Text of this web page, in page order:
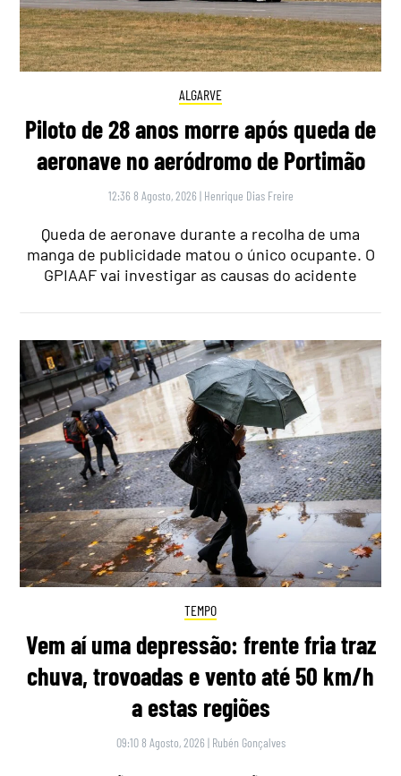
ALGARVE
Piloto de 28 anos morre após queda de
aeronave no aeródromo de Portimão
12:36 8 Agosto, 2026 | Henrique Dias Freire
Queda de aeronave durante a recolha de uma
manga de publicidade matou o único ocupante. O
GPIAAF vai investigar as causas do acidente
TEMPO
Vem aí uma depressão: frente fria traz
chuva, trovoadas e vento até 50 km/h
a estas regiões
09:10 8 Agosto, 2026 | Rubén Gonçalves